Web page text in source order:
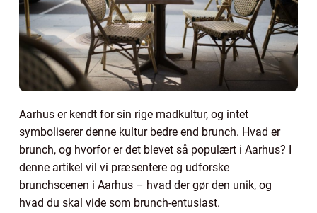
Aarhus er kendt for sin rige madkultur, og intet
symboliserer denne kultur bedre end brunch. Hvad er
brunch, og hvorfor er det blevet så populært i Aarhus? I
denne artikel vil vi præsentere og udforske
brunchscenen i Aarhus – hvad der gør den unik, og
hvad du skal vide som brunch-entusiast.